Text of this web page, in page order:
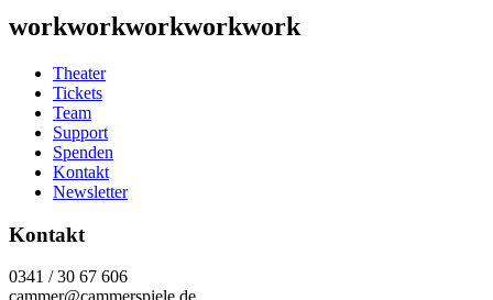
workworkworkworkwork
Theater
Tickets
Team
Support
Spenden
Kontakt
Newsletter
Kontakt
0341 / 30 67 606